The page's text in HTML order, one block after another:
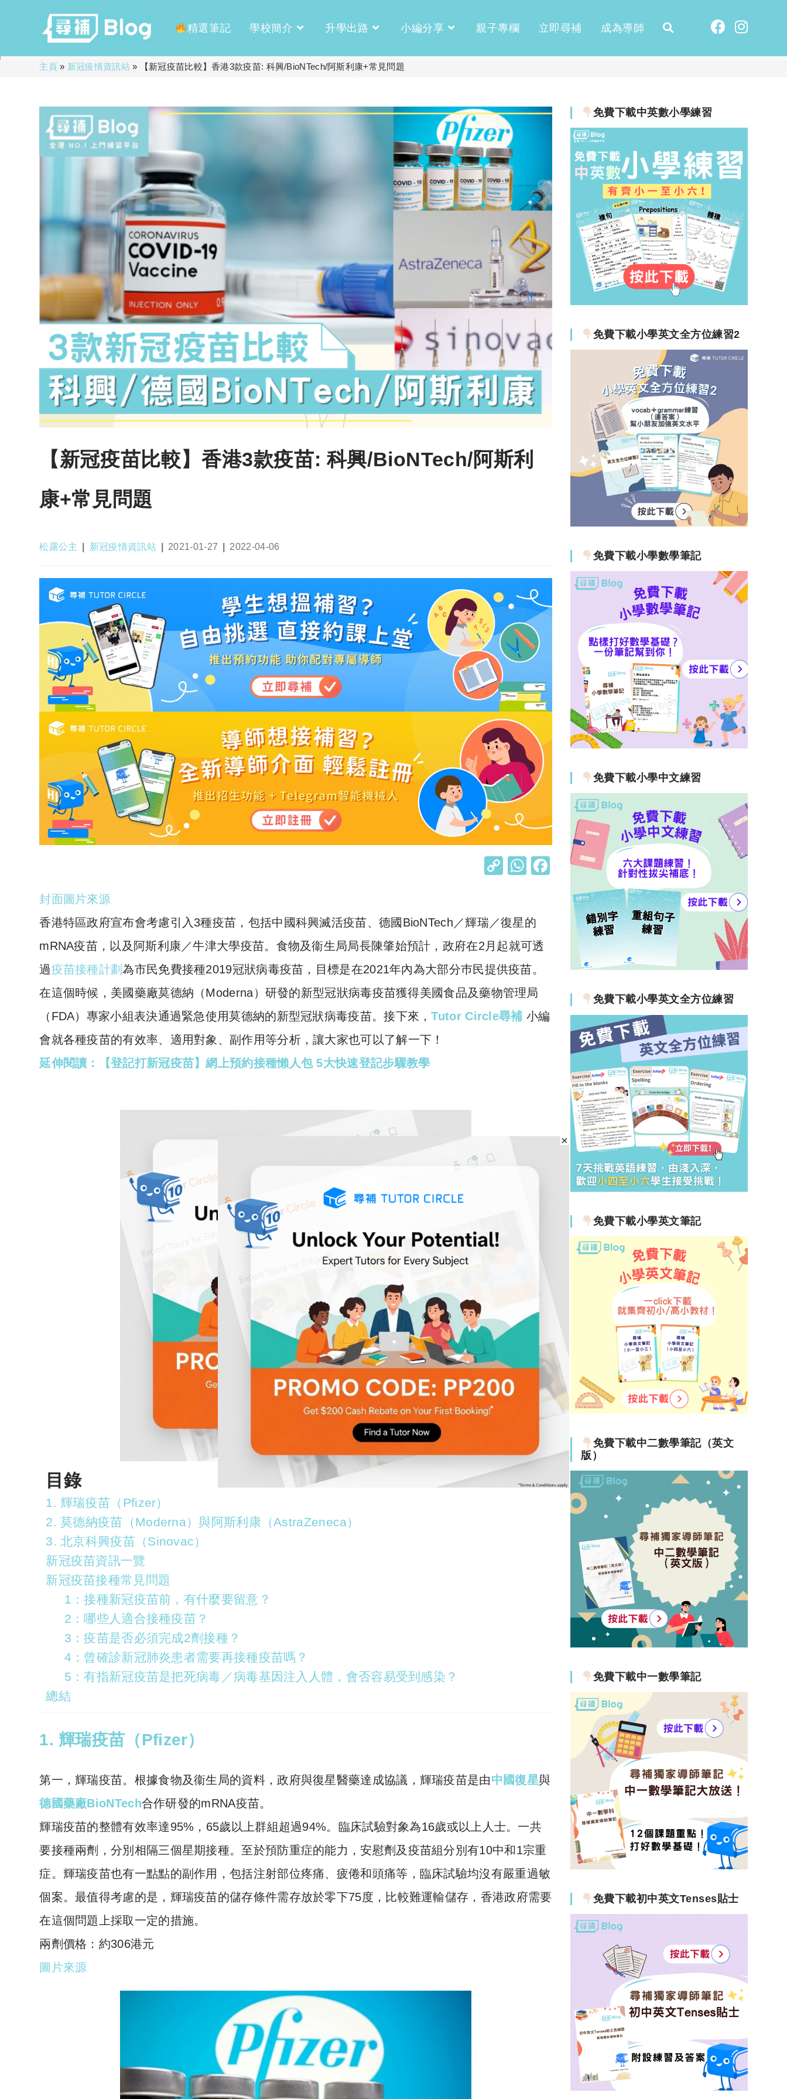
精選筆記 學校簡介 升學出路 小編分享 親子專欄 立即尋補 成為導師
主頁» 新冠疫情資訊站» 【新冠疫苗比較】香港3款疫苗: 科興/BioNTech/阿斯利康+常見問題
【新冠疫苗比較】香港3款疫苗: 科興/BioNTech/阿斯利
康+常見問題
Post
松露公主
Post
新冠疫情資訊站
Post
2021-01-27
Post
2022-04-06
C
y
Li
n
k
W
A
p
封面圖片來源
香港特區政府宣布會考慮引入3種疫苗，包括中國科興滅活疫苗、德國BioNTech／輝瑞／復星的
mRNA疫苗，以及阿斯利康／牛津大學疫苗。食物及衞生局局長陳肇始預計，政府在2月起就可透
過疫苗接種計劃為市民免費接種2019冠狀病毒疫苗，目標是在2021年內為大部分巿民提供疫苗。
在這個時候，美國藥廠莫德納（Moderna）研發的新型冠狀病毒疫苗獲得美國食品及藥物管理局
（FDA）專家小組表決通過緊急使用莫德納的新型冠狀病毒疫苗。接下來，Tutor Circle尋補 小編
會就各種疫苗的有效率、適用對象、副作用等分析，讓大家也可以了解一下！
延伸閱讀：【登記打新冠疫苗】網上預約接種懶人包 5大快速登記步驟教學
目錄
1. 輝瑞疫苗（Pfizer）
2. 莫德納疫苗（Moderna）與阿斯利康（AstraZeneca）
3. 北京科興疫苗（Sinovac）
新冠疫苗資訊一覽
新冠疫苗接種常見問題
1：接種新冠疫苗前，有什麼要留意？
2：哪些人適合接種疫苗？
3：疫苗是否必須完成2劑接種？
4：曾確診新冠肺炎患者需要再接種疫苗嗎？
5：有指新冠疫苗是把死病毒／病毒基因注入人體，會否容易受到感染？
總結
1. 輝瑞疫苗 （Pfizer）
第一，輝瑞疫苗。根據食物及衞生局的資料，政府與復星醫藥達成協議，輝瑞疫苗是由中國復星與
德國藥廠BioNTech合作研發的mRNA疫苗。
輝瑞疫苗的整體有效率達95%，65歲以上群組超過94%。臨床試驗對象為16歲或以上人士。一共
要接種兩劑，分別相隔三個星期接種。至於預防重症的能力，安慰劑及疫苗組分別有10中和1宗重
症。輝瑞疫苗也有一點點的副作用，包括注射部位疼痛、疲倦和頭痛等，臨床試驗均沒有嚴重過敏
個案。最值得考慮的是，輝瑞疫苗的儲存條件需存放於零下75度，比較難運輸儲存，香港政府需要
在這個問題上採取一定的措施。
兩劑價格：約306港元
圖片來源
免費下載中英數小學練習
免費下載小學英文全方位練習2
免費下載小學數學筆記
免費下載小學中文練習
免費下載小學英文全方位練習
免費下載小學英文筆記
免費下載中二數學筆記（英文
版）
免費下載中一數學筆記
免費下載初中英文Tenses貼士